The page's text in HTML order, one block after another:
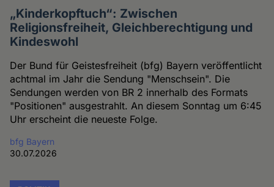
„Kinderkopftuch“: Zwischen
Religionsfreiheit, Gleichberechtigung und
Kindeswohl
Der Bund für Geistesfreiheit (bfg) Bayern veröffentlicht
achtmal im Jahr die Sendung "Menschsein". Die
Sendungen werden von BR 2 innerhalb des Formats
"Positionen" ausgestrahlt. An diesem Sonntag um 6:45
Uhr erscheint die neueste Folge.
bfg Bayern
30.07.2026